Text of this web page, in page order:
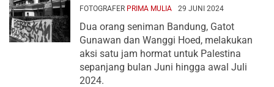
FOTOGRAFER PRIMA MULIA 29 JUNI 2024
Dua orang seniman Bandung, Gatot
Gunawan dan Wanggi Hoed, melakukan
aksi satu jam hormat untuk Palestina
sepanjang bulan Juni hingga awal Juli
2024.